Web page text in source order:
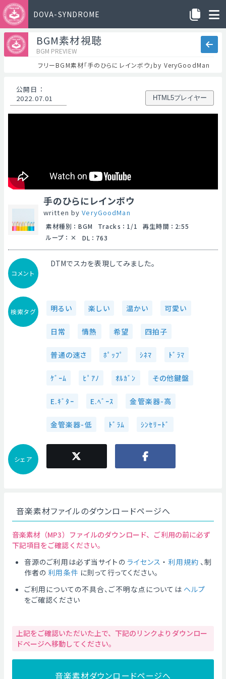
DOVA-SYNDROME
BGM素材視聴
BGM PREVIEW
フリーBGM素材「手のひらにレインボウ」by VeryGoodMan
公開日 ：
2022.07.01
HTML5プレイヤー
手のひらにレインボウ
written byVeryGoodMan
素材種別 ： BGM Tracks ： 1/1 再生時間 ： 2:55
ループ ： DL ： 763
コメント
DTMでスカを表現してみました。
検索タグ 明るい 楽しい 温かい 可愛い
日常 情熱 希望 四拍子
普通の速さ ﾎﾟｯﾌﾟ ｼﾈﾏ ﾄﾞﾗﾏ
ｹﾞｰﾑ ﾋﾟｱﾉ ｵﾙｶﾞﾝ その他鍵盤
E.ｷﾞﾀｰ E.ﾍﾞｰｽ 金管楽器-高
金管楽器-低 ﾄﾞﾗﾑ ｼﾝｾﾘｰﾄﾞ
シェア
音楽素材ファイルのダウンロードページへ
音楽素材（MP3）ファイルのダウンロード、ご利用の前に必ず
下記項目をご確認ください。
音源のご利用は必ず当サイトの ライセンス ・ 利用規約 、制
作者の 利用条件 に則って行ってください。
ご利用についての不具合、ご不明な点については ヘルプ
をご確認ください
上記をご確認いただいた上で、下記のリンクよりダウンロー
ドページへ移動してください。
音楽素材ダウンロードページへ